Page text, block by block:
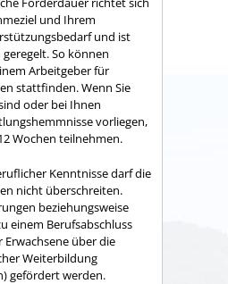
und Ihrem
und ist
So können
Arbeitgeber für
stattfinden. Wenn Sie
oder bei Ihnen
vorliegen,
Wochen teilnehmen.
Kenntnisse darf die
nicht überschreiten.
beziehungsweise
einem Berufsabschluss
über die
Weiterbildung
gefördert werden.